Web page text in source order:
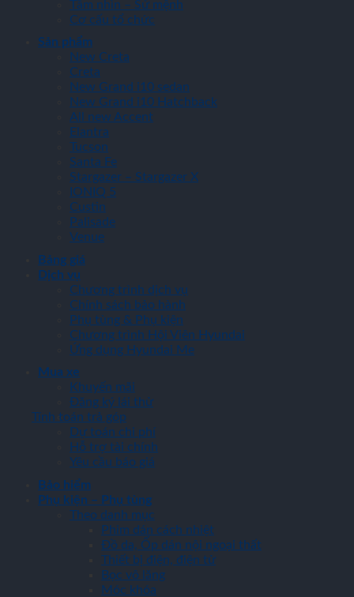
Tầm nhìn – Sứ mệnh
Cơ cấu tổ chức
Sản phẩm
New Creta
Creta
New Grand i10 sedan
New Grand i10 Hatchback
All new Accent
Elantra
Tucson
Santa Fe
Stargazer – Stargazer X
IONIQ 5
Custin
Palisade
Venue
Bảng giá
Dịch vụ
Chương trình dịch vụ
Chính sách bảo hành
Phụ tùng & Phụ kiện
Chương trình Hội Viên Hyundai
Ứng dụng Hyundai Me
Mua xe
Khuyến mãi
Đăng ký lái thử
Tính toán trả góp
Dự toán chi phí
Hỗ trợ tài chính
Yêu cầu báo giá
Bảo hiểm
Phụ kiện – Phụ tùng
Theo danh mục
Phim dán cách nhiệt
Đồ da, Ốp dán nội ngoại thất
Thiết bị điện, điện tử
Bọc vô lăng
Móc khóa